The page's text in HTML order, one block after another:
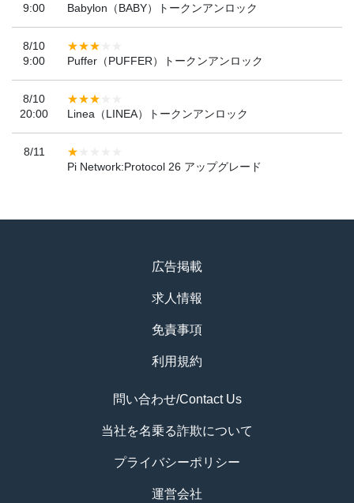
9:00
Babylon（BABY）トークンアンロック
8/10
9:00
Puffer（PUFFER）トークンアンロック
8/10
20:00
Linea（LINEA）トークンアンロック
8/11
Pi Network:Protocol 26 アップグレード
広告掲載
求人情報
免責事項
利用規約
問い合わせ/Contact Us
当社を名乗る詐欺について
プライバシーポリシー
運営会社